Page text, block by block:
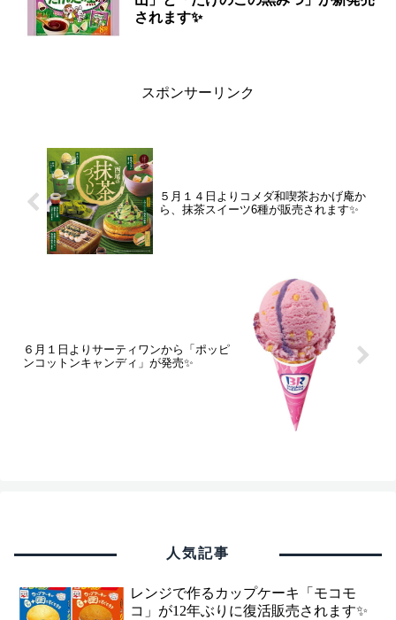
されます✨
スポンサーリンク
５月１４日よりコメダ和喫茶おかげ庵か
ら、抹茶スイーツ6種が販売されます✨
６月１日よりサーティワンから「ポッピ
ンコットンキャンディ」が発売✨
人気記事
レンジで作るカップケーキ「モコモ
コ」が12年ぶりに復活販売されます✨